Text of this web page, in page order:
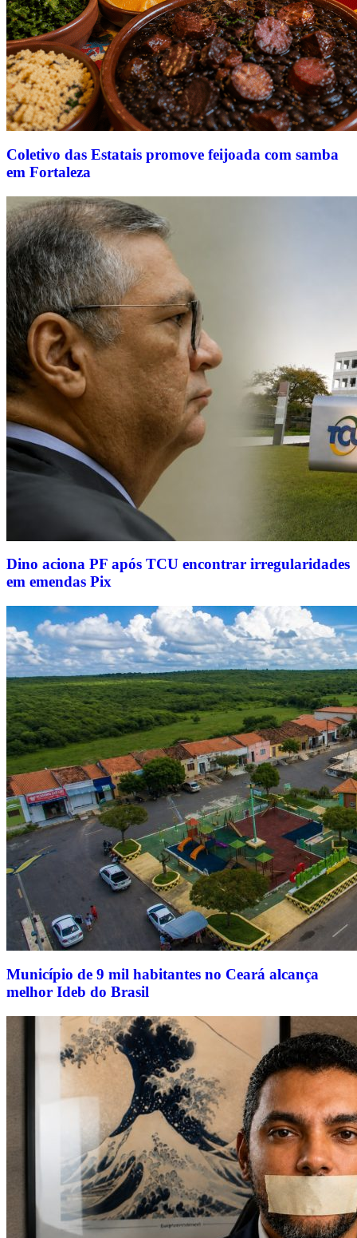
Coletivo das Estatais promove feijoada com samba
em Fortaleza
Dino aciona PF após TCU encontrar irregularidades
em emendas Pix
Município de 9 mil habitantes no Ceará alcança
melhor Ideb do Brasil